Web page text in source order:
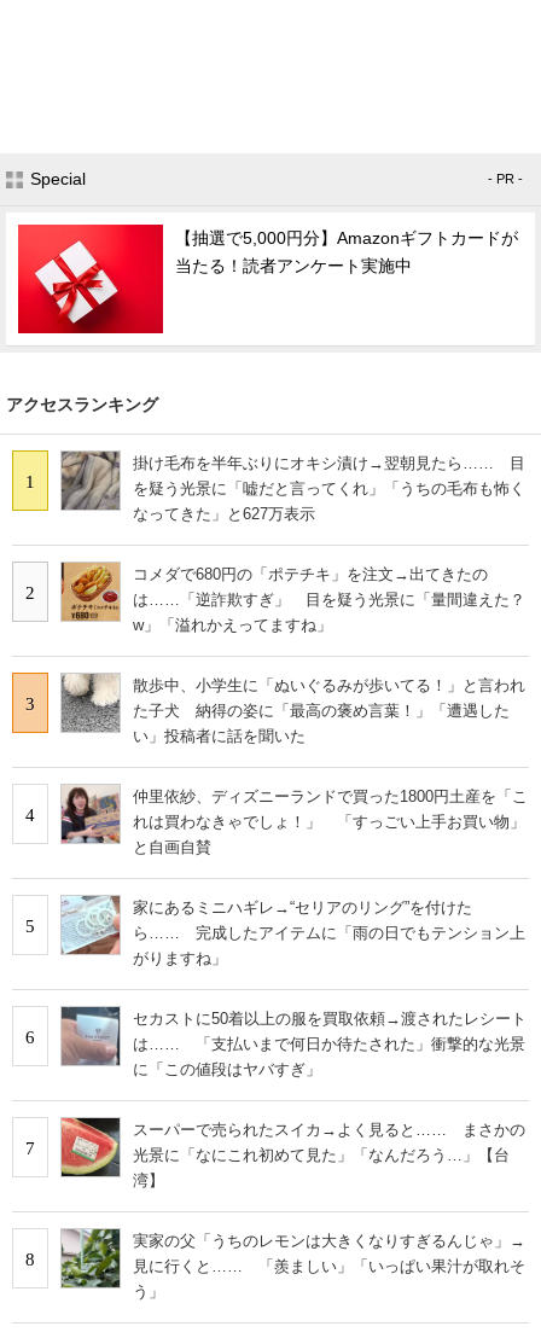
Special - PR -
【抽選で5,000円分】Amazonギフトカードが
当たる！読者アンケート実施中
アクセスランキング
1
掛け毛布を半年ぶりにオキシ漬け→翌朝見たら…… 目
を疑う光景に「嘘だと言ってくれ」「うちの毛布も怖く
なってきた」と627万表示
2
コメダで680円の「ポテチキ」を注文→出てきたの
は……「逆詐欺すぎ」 目を疑う光景に「量間違えた？
w」「溢れかえってますね」
3
散歩中、小学生に「ぬいぐるみが歩いてる！」と言われ
た子犬 納得の姿に「最高の褒め言葉！」「遭遇した
い」投稿者に話を聞いた
4
仲里依紗、ディズニーランドで買った1800円土産を「こ
れは買わなきゃでしょ！」 「すっごい上手お買い物」
と自画自賛
5
家にあるミニハギレ→“セリアのリング”を付けた
ら…… 完成したアイテムに「雨の日でもテンション上
がりますね」
6
セカストに50着以上の服を買取依頼→渡されたレシート
は…… 「支払いまで何日か待たされた」衝撃的な光景
に「この値段はヤバすぎ」
7
スーパーで売られたスイカ→よく見ると…… まさかの
光景に「なにこれ初めて見た」「なんだろう…」【台
湾】
8
実家の父「うちのレモンは大きくなりすぎるんじゃ」→
見に行くと…… 「羨ましい」「いっぱい果汁が取れそ
う」